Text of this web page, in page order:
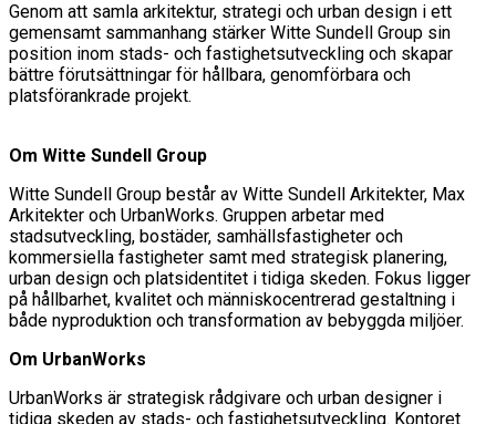
Genom att samla arkitektur, strategi och urban design i ett
gemensamt sammanhang stärker Witte Sundell Group sin
position inom stads- och fastighetsutveckling och skapar
bättre förutsättningar för hållbara, genomförbara och
platsförankrade projekt.
Om Witte Sundell Group
Witte Sundell Group består av Witte Sundell Arkitekter, Max
Arkitekter och UrbanWorks. Gruppen arbetar med
stadsutveckling, bostäder, samhällsfastigheter och
kommersiella fastigheter samt med strategisk planering,
urban design och platsidentitet i tidiga skeden. Fokus ligger
på hållbarhet, kvalitet och människocentrerad gestaltning i
både nyproduktion och transformation av bebyggda miljöer.
Om UrbanWorks
UrbanWorks är strategisk rådgivare och urban designer i
tidiga skeden av stads- och fastighetsutveckling. Kontoret